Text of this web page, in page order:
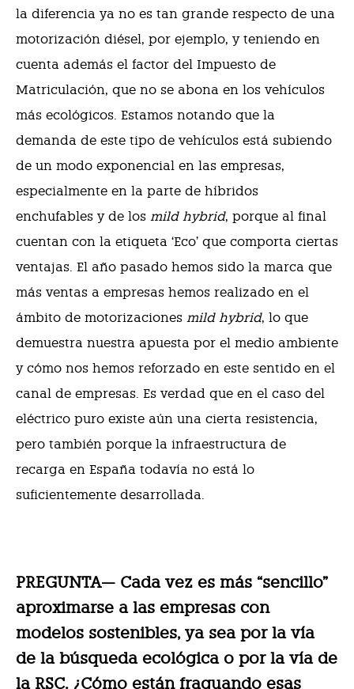
la diferencia ya no es tan grande respecto de una
motorización diésel, por ejemplo, y teniendo en
cuenta además el factor del Impuesto de
Matriculación, que no se abona en los vehículos
más ecológicos. Estamos notando que la
demanda de este tipo de vehículos está subiendo
de un modo exponencial en las empresas,
especialmente en la parte de híbridos
enchufables y de los mild hybrid, porque al final
cuentan con la etiqueta ‘Eco’ que comporta ciertas
ventajas. El año pasado hemos sido la marca que
más ventas a empresas hemos realizado en el
ámbito de motorizaciones mild hybrid, lo que
demuestra nuestra apuesta por el medio ambiente
y cómo nos hemos reforzado en este sentido en el
canal de empresas. Es verdad que en el caso del
eléctrico puro existe aún una cierta resistencia,
pero también porque la infraestructura de
recarga en España todavía no está lo
suficientemente desarrollada.
PREGUNTA— Cada vez es más “sencillo”
aproximarse a las empresas con
modelos sostenibles, ya sea por la vía
de la búsqueda ecológica o por la vía de
la RSC. ¿Cómo están fraguando esas